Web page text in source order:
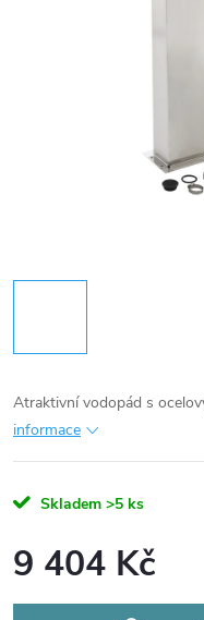
Atraktivní vodopád s
informace
Skladem >5 ks
9 404 Kč